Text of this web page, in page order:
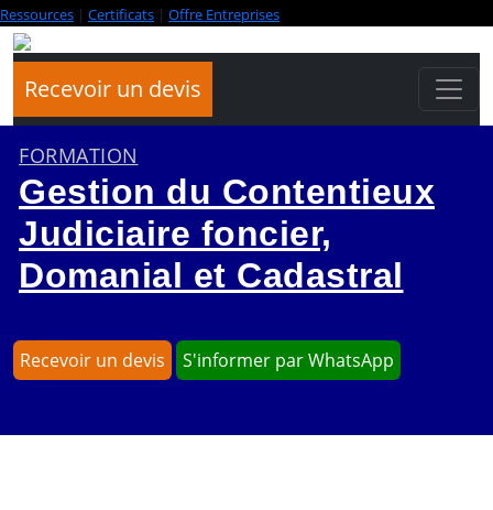
Ressources | Certificats | Offre Entreprises
Recevoir un devis
FORMATION
Gestion du Contentieux
Judiciaire foncier,
Domanial et Cadastral
Recevoir un devis S'informer par WhatsApp